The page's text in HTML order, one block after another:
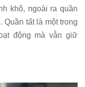
khô, ngoài ra quần
tất là một trong
động mà vẫn giữ